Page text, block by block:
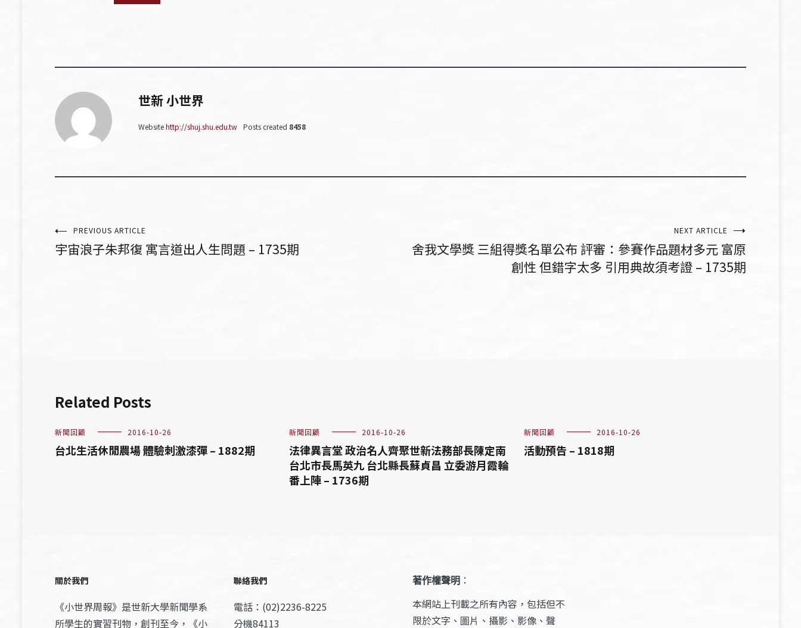
世新 小世界
Websitehttp://shuj.shu.edu.tw Posts created 8458
文PREVIOUS ARTICLE
宇宙浪子朱邦復 寓言道出人生問題 – 1735期
NEXT ARTICLE
舍我文學獎 三組得獎名單公布 評審：參賽作品題材多元 富原
創性 但錯字太多 引用典故須考證 – 1735期
Related Posts
新聞回顧 2016-10-26
台北生活休閒農場 體驗刺激漆彈 – 1882期
新聞回顧 2016-10-26
法律異言堂 政治名人齊聚世新法務部長陳定南
台北市長馬英九 台北縣長蘇貞昌 立委游月霞輪
番上陣 – 1736期
新聞回顧 2016-10-26
活動預告 – 1818期
關於我們
《小世界周報》是世新大學新聞學系
所學生的實習刊物，創刊至今，《小
聯絡我們
電話：(02)2236-8225
分機84113
著作權聲明 ：
本網站上刊載之所有內容，包括但不
限於文字、圖片、攝影、影像、聲